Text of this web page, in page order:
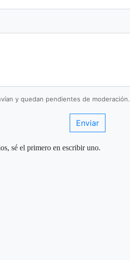
y quedan pendientes de moderación.
Enviar
sé el primero en escribir uno.